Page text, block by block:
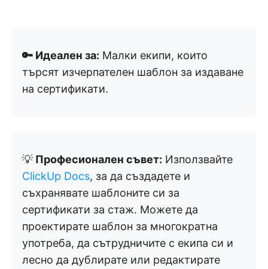
🔑 Идеален за: Малки екипи, които
търсят изчерпателен шаблон за издаване
на сертификати.
💡 Професионален съвет: Използвайте
ClickUp Docs, за да създадете и
съхранявате шаблоните си за
сертификати за стаж. Можете да
проектирате шаблон за многократна
употреба, да сътрудничите с екипа си и
лесно да дублирате или редактирате